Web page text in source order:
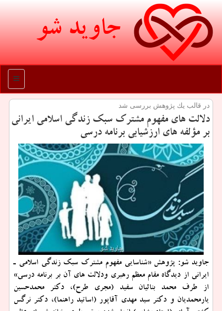
جاوید شو
منو
در قالب یك پژوهش بررسی شد
دلالت های مفهوم مشترك سبك زندگی اسلامی ایرانی
بر مؤلفه های ارزشیابی برنامه درسی
جاوید شو: پژوهش «شناسایی مفهوم مشترك سبك زندگی اسلامی ـ
ایرانی از دیدگاه مقام معظم رهبری ودلالت های آن بر برنامه درسی»
از طرف محمد بنائیان سفید (مجری طرح)، دكتر محمدحسین
یارمحمدیان و دكتر سید مهدی آقاپور (اساتید راهنما)، دكتر نرگس